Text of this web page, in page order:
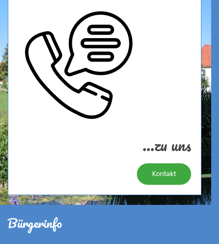
...zu uns
Kontakt
Bürgerinfo